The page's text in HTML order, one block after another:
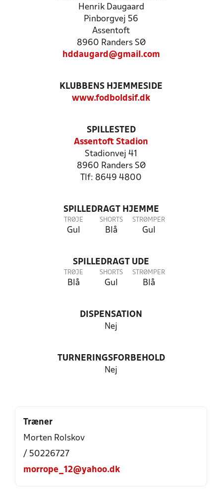
Henrik Daugaard
Pinborgvej 56
Assentoft
8960 Randers SØ
hddaugard@gmail.com
KLUBBENS HJEMMESIDE
www.fodboldsif.dk
SPILLESTED
Assentoft Stadion
Stadionvej 41
8960 Randers SØ
Tlf: 8649 4800
SPILLEDRAGT HJEMME
TRØJE
Gul
SHORTS
Blå
STRØMPER
Gul
SPILLEDRAGT UDE
TRØJE
Blå
SHORTS
Gul
STRØMPER
Blå
DISPENSATION
Nej
TURNERINGSFORBEHOLD
Nej
Træner
Morten Rolskov
/ 50226727
morrope_12@yahoo.dk